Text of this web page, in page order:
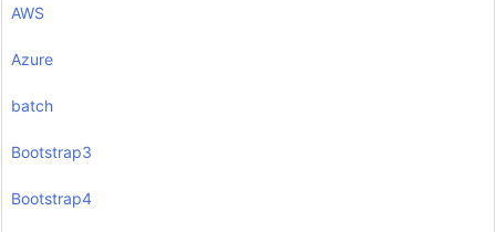
AWS
Azure
batch
Bootstrap3
Bootstrap4